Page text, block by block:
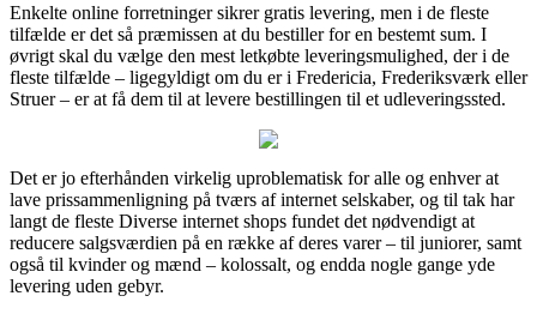
Enkelte online forretninger sikrer gratis levering, men i de fleste
tilfælde er det så præmissen at du bestiller for en bestemt sum. I
øvrigt skal du vælge den mest letkøbte leveringsmulighed, der i de
fleste tilfælde – ligegyldigt om du er i Fredericia, Frederiksværk eller
Struer – er at få dem til at levere bestillingen til et udleveringssted.
Det er jo efterhånden virkelig uproblematisk for alle og enhver at
lave prissammenligning på tværs af internet selskaber, og til tak har
langt de fleste Diverse internet shops fundet det nødvendigt at
reducere salgsværdien på en række af deres varer – til juniorer, samt
også til kvinder og mænd – kolossalt, og endda nogle gange yde
levering uden gebyr.